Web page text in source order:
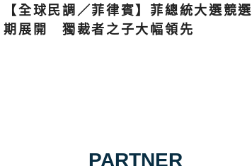
【全球民調／菲律賓】菲總統大選競選
期展開 獨裁者之子大幅領先
PARTNER